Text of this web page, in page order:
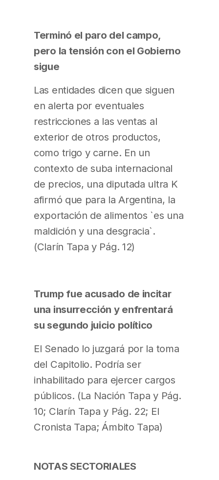
Terminó el paro del campo,
pero la tensión con el Gobierno
sigue
Las entidades dicen que siguen
en alerta por eventuales
restricciones a las ventas al
exterior de otros productos,
como trigo y carne. En un
contexto de suba internacional
de precios, una diputada ultra K
afirmó que para la Argentina, la
exportación de alimentos `es una
maldición y una desgracia`.
(Clarín Tapa y Pág. 12)
Trump fue acusado de incitar
una insurrección y enfrentará
su segundo juicio político
El Senado lo juzgará por la toma
del Capitolio. Podría ser
inhabilitado para ejercer cargos
públicos. (La Nación Tapa y Pág.
10; Clarín Tapa y Pág. 22; El
Cronista Tapa; Ámbito Tapa)
NOTAS SECTORIALES